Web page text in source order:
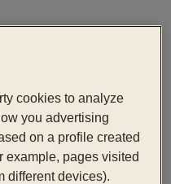
cookies to analyze
you advertising
on a profile created
example, pages visited
different devices).